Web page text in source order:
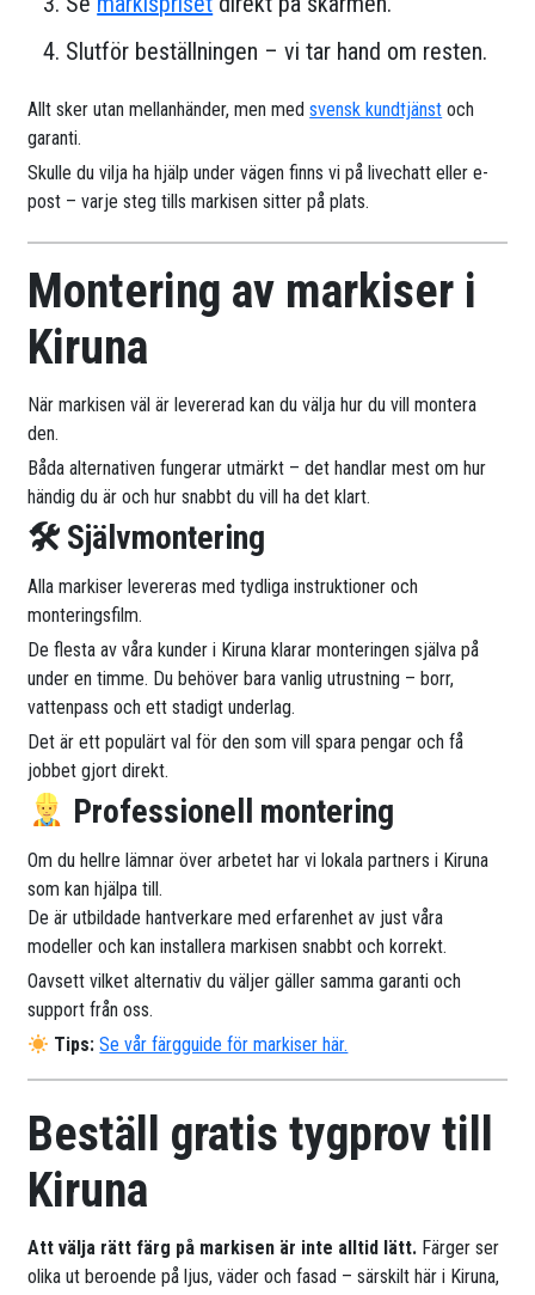
Slutför beställningen – vi tar hand om resten.
Allt sker utan mellanhänder, men medsvensk kundtjänst och
garanti.
Skulle du vilja ha hjälp under vägen finns vi på livechatt eller e-
post – varje steg tills markisen sitter på plats.
Montering av markiser i
Kiruna
När markisen väl är levererad kan du välja hur du vill montera
den.
Båda alternativen fungerar utmärkt – det handlar mest om hur
händig du är och hur snabbt du vill ha det klart.
🛠 Självmontering
Alla markiser levereras med tydliga instruktioner och
monteringsfilm.
De flesta av våra kunder i Kiruna klarar monteringen själva på
under en timme. Du behöver bara vanlig utrustning – borr,
vattenpass och ett stadigt underlag.
Det är ett populärt val för den som vill spara pengar och få
jobbet gjort direkt.
Professionell montering
Om du hellre lämnar över arbetet har vi lokala partners i Kiruna
som kan hjälpa till.
De är utbildade hantverkare med erfarenhet av just våra
modeller och kan installera markisen snabbt och korrekt.
Oavsett vilket alternativ du väljer gäller samma garanti och
support från oss.
Tips: Se vår färgguide för markiser här.
Beställ gratis tygprov till
Kiruna
Att välja rätt färg på markisen är inte alltid lätt. Färger ser
olika ut beroende på ljus, väder och fasad – särskilt här i Kiruna,